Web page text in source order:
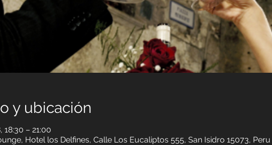
y ubicación
18:30 – 21:00
Hotel los Delfines, Calle Los Eucaliptos 555, San Isidro 15073, Peru